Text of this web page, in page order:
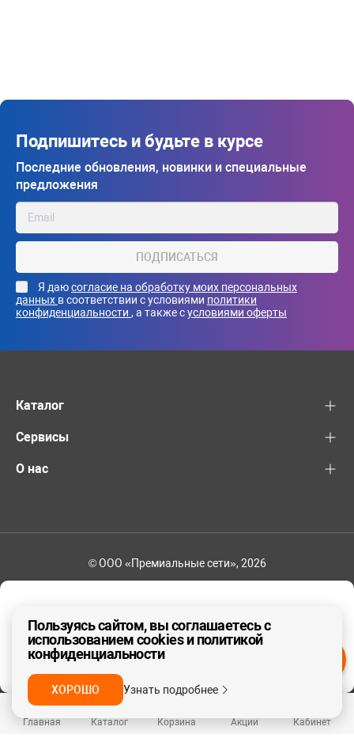
Главная Каталог Корзина Акции Кабинет
ДА, ВЕРНО
Подпишитесь и будьте в курсе
Последние обновления, новинки и специальные
предложения
ПОДПИСАТЬСЯ
Я даюсогласие на обработку моих персональных
данных в соответствии с условиями политики
конфиденциальности , а также сусловиями оферты
Каталог
Сервисы
О нас
© ООО «Премиальные сети», 2026
Пользуясь сайтом, вы соглашаетесь с
использованием cookies и политикой
конфиденциальности
ХОРОШО Узнать подробнее